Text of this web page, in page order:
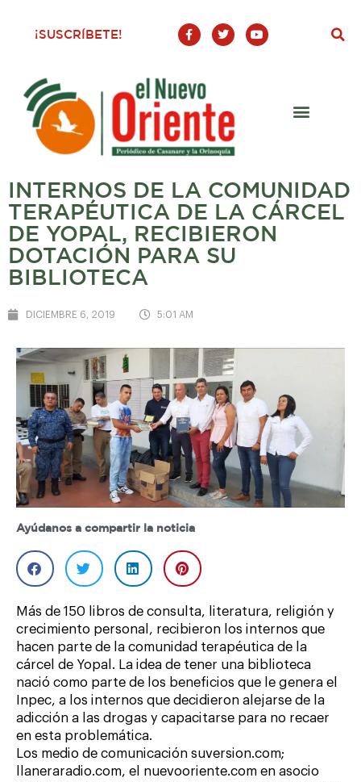
¡SUSCRÍBETE!
F
a
c
o
o
-
T
w
i
Y
o
u
INTERNOS DE LA COMUNIDAD
TERAPÉUTICA DE LA CÁRCEL
DE YOPAL, RECIBIERON
DOTACIÓN PARA SU
BIBLIOTECA
DICIEMBRE 6, 2019 5:01 AM
Ayúdanos a compartir la noticia
Más de 150 libros de consulta, literatura, religión y
crecimiento personal, recibieron los internos que
hacen parte de la comunidad terapéutica de la
cárcel de Yopal. La idea de tener una biblioteca
nació como parte de los beneficios que le genera el
Inpec, a los internos que decidieron alejarse de la
adicción a las drogas y capacitarse para no recaer
en esta problemática.
Los medio de comunicación suversion.com;
llaneraradio.com, el nuevooriente.com en asocio